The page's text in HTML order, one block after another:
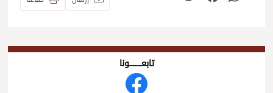
تابعــــــــــونا